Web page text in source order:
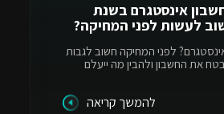
אינסטגרם בשנת
לפני המחיקה חשוב לגבות
את החשבון ולהבין מה ייעלם
להמשך קריאה